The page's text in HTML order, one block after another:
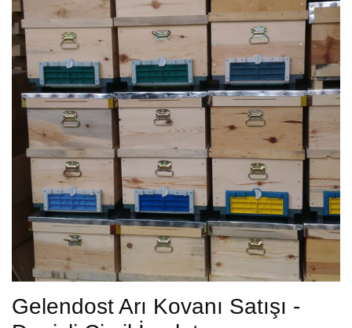
Gelendost Arı Kovanı Satışı -